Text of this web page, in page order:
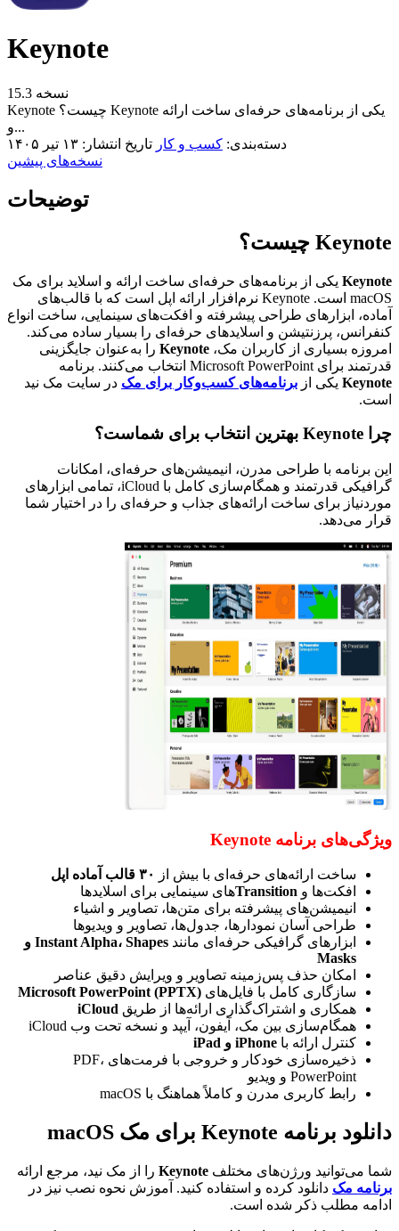
Keynote
نسخه 15.3
Keynote چیست؟ Keynote یکی از برنامه‌های حرفه‌ای ساخت ارائه
و...
دسته‌بندی: کسب و کار تاریخ انتشار: ۱۳ تیر ۱۴۰۵
نسخه‌های پیشین
توضیحات
Keynote چیست؟
Keynote یکی از برنامه‌های حرفه‌ای ساخت ارائه و اسلاید برای مک
macOS است. Keynote نرم‌افزار ارائه اپل است که با قالب‌های
آماده، ابزارهای طراحی پیشرفته و افکت‌های سینمایی، ساخت انواع
کنفرانس، پرزنتیشن و اسلایدهای حرفه‌ای را بسیار ساده می‌کند.
امروزه بسیاری از کاربران مک، Keynote را به‌عنوان جایگزینی
قدرتمند برای Microsoft PowerPoint انتخاب می‌کنند. برنامه
Keynote یکی از برنامه‌های کسب‌و‌کار برای مک در سایت مک نید
است.
چرا Keynote بهترین انتخاب برای شماست؟
این برنامه با طراحی مدرن، انیمیشن‌های حرفه‌ای، امکانات
گرافیکی قدرتمند و همگام‌سازی کامل با iCloud، تمامی ابزارهای
موردنیاز برای ساخت ارائه‌های جذاب و حرفه‌ای را در اختیار شما
قرار می‌دهد.
ویژگی‌های برنامه Keynote
ساخت ارائه‌های حرفه‌ای با بیش از
۳۰ قالب آماده اپل
افکت‌ها و Transition‌های سینمایی برای اسلایدها
انیمیشن‌های پیشرفته برای متن‌ها، تصاویر و اشیاء
طراحی آسان نمودارها، جدول‌ها، تصاویر و ویدیوها
ابزارهای گرافیکی حرفه‌ای مانند
Instant Alpha، Shapes و
Masks
امکان حذف پس‌زمینه تصاویر و ویرایش دقیق عناصر
سازگاری کامل با فایل‌های Microsoft PowerPoint (PPTX)
همکاری و اشتراک‌گذاری ارائه‌ها از طریق iCloud
همگام‌سازی بین مک، آیفون، آیپد و نسخه تحت وب iCloud
کنترل ارائه با iPhone و iPad
ذخیره‌سازی خودکار و خروجی با فرمت‌های PDF،
PowerPoint و ویدیو
رابط کاربری مدرن و کاملاً هماهنگ با macOS
دانلود برنامه Keynote برای مک macOS
شما می‌توانید ورژن‌های مختلف Keynote را از مک نید، مرجع ارائه
برنامه مک دانلود کرده و استفاده کنید. آموزش نحوه نصب نیز در
ادامه مطلب ذکر شده است.